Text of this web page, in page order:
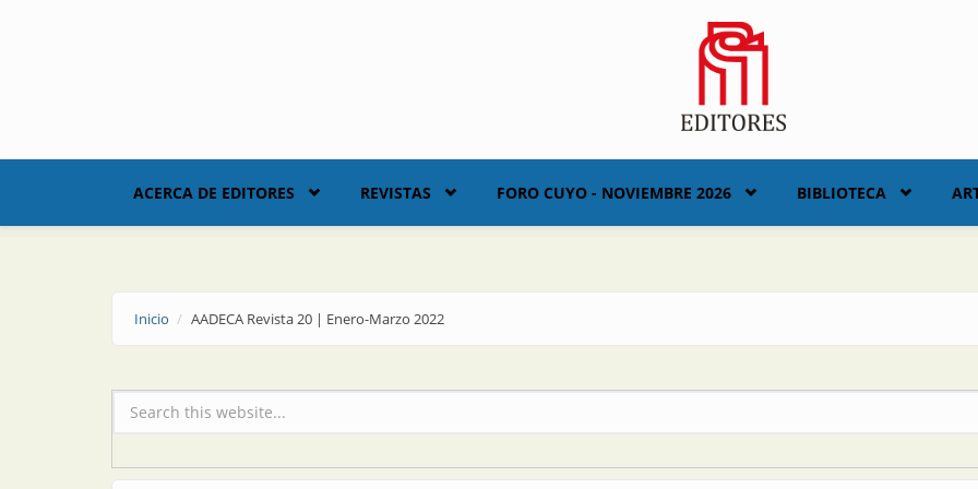
ACERCA DE EDITORES REVISTAS FORO CUYO - NOVIEMBRE 2026 BIBLIOTECA
Inicio AADECA Revista 20 | Enero-Marzo 2022
Formulario de búsqueda